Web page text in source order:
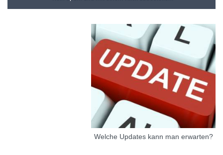
Welche Updates kann man erwarten?